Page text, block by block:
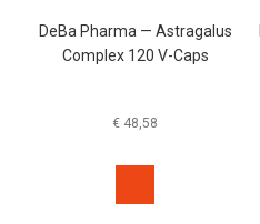
DeBa Pharma — Astragalus
Complex 120 V-Caps
€ 48,58